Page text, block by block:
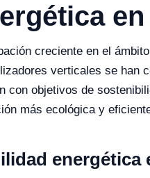
creciente en el
verticales se han
con objetivos de
más ecológica y
energética